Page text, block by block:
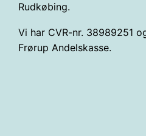
Rudkøbing.
Vi har CVR-nr. 38989251
Frørup Andelskasse.